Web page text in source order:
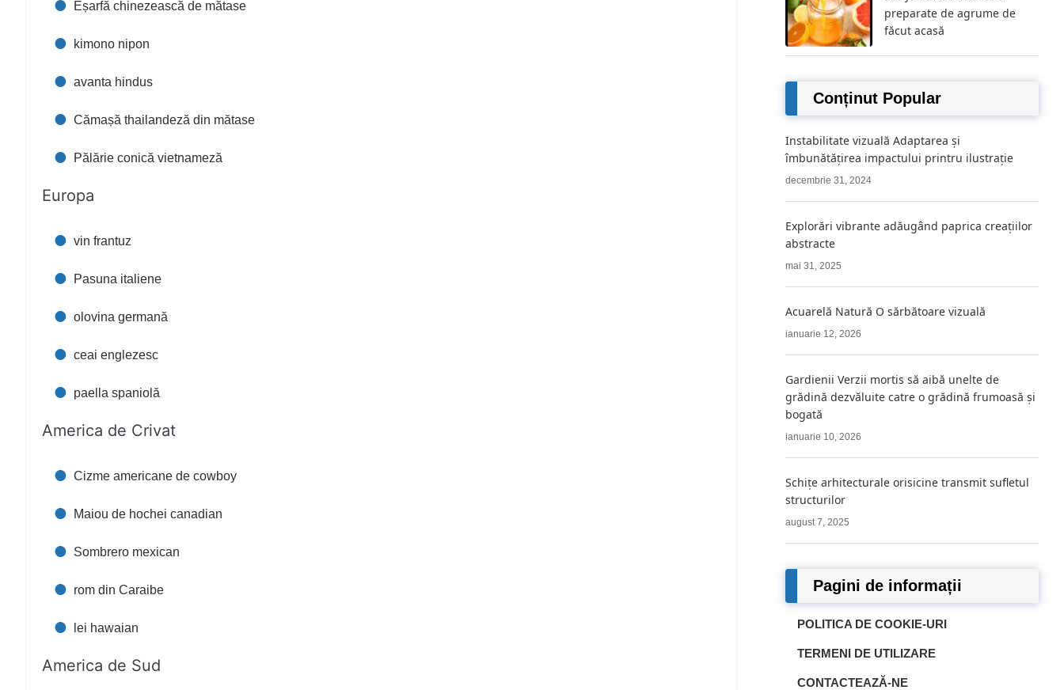
Eșarfă chinezească de mătase
kimono nipon
avanta hindus
Cămașă thailandeză din mătase
Pălărie conică vietnameză
Europa
vin frantuz
Pasuna italiene
olovina germană
ceai englezesc
paella spaniolă
America de Crivat
Cizme americane de cowboy
Maiou de hochei canadian
Sombrero mexican
rom din Caraibe
lei hawaian
America de Sud
preparate de agrume de
făcut acasă
Conținut Popular
Instabilitate vizuală Adaptarea și
îmbunătățirea impactului printru ilustrație
decembrie 31, 2024
Explorări vibrante adăugând paprica creațiilor
abstracte
mai 31, 2025
Acuarelă Natură O sărbătoare vizuală
ianuarie 12, 2026
Gardienii Verzii mortis să aibă unelte de
grădină dezvăluite catre o grădină frumoasă și
bogată
ianuarie 10, 2026
Schițe arhitecturale orisicine transmit sufletul
structurilor
august 7, 2025
Pagini de informații
POLITICA DE COOKIE-URI
TERMENI DE UTILIZARE
CONTACTEAZĂ-NE